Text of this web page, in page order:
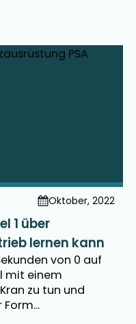
Oktober, 2022
1 über
lernen kann
von 0 auf
mit einem
zu tun und